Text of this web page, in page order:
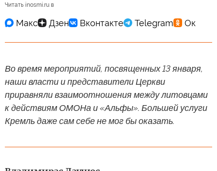
Читать inosmi.ru в
Во время мероприятий, посвященных 13 января,
наши власти и представители Церкви
приравняли взаимоотношения между литовцами
к действиям ОМОНа и «Альфы». Большей услуги
Кремль даже сам себе не мог бы оказать.